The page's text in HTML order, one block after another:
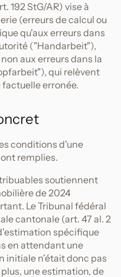
192 StG/AR) vise à
(erreurs de calcul ou
qu'aux erreurs dans
("Handarbeit"),
aux erreurs dans la
qui relèvent
erronée.
conditions d'une
remplies.
soutiennent
de 2024
Le Tribunal fédéral
cantonale (art. 47 al. 2
spécifique
en attendant une
initiale n'était donc pas
une estimation, de